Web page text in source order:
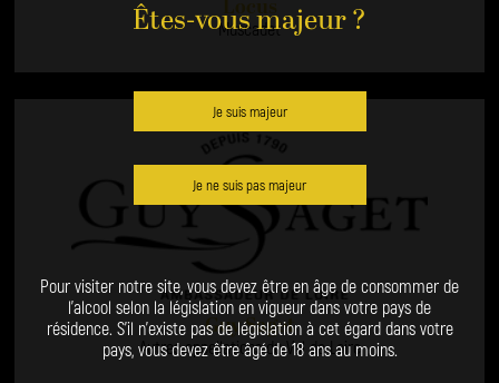
Êtes-vous majeur ?
Je suis majeur
Je ne suis pas majeur
Pour visiter notre site, vous devez être en âge de consommer de
l’alcool selon la législation en vigueur dans votre pays de
résidence. S’il n’existe pas de législation à cet égard dans votre
pays, vous devez être âgé de 18 ans au moins.
Muscadet
Guy Saget
Autres appellations du Val de Loire